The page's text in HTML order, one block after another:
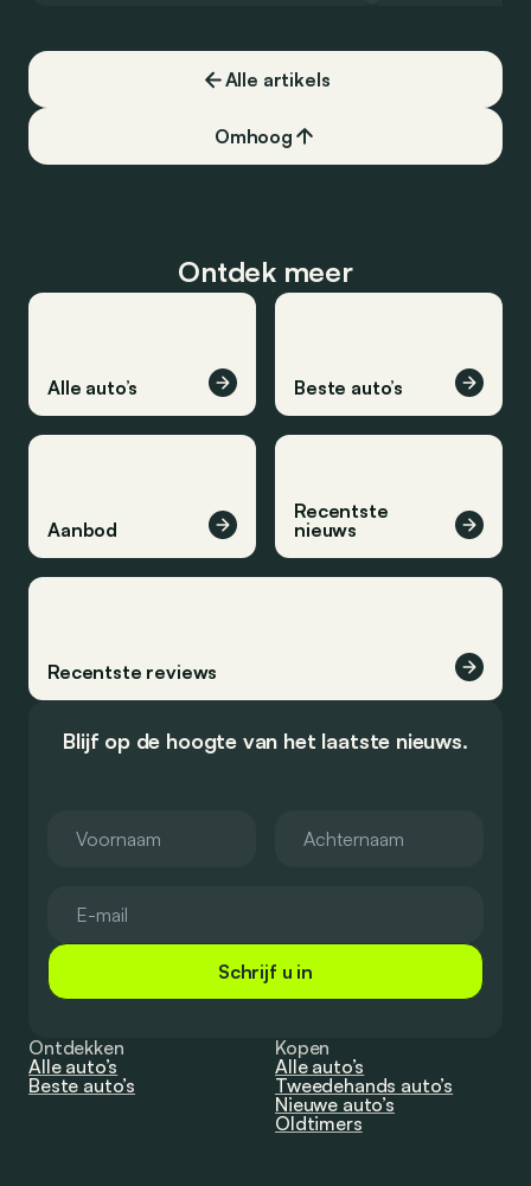
Alle artikels
Omhoog
Ontdek meer
Alle auto’s Beste auto’s
Aanbod
Recentste
nieuws
Recentste reviews
Blijf op de hoogte van het laatste nieuws.
Schrijf u in
Ontdekken
Alle auto’s
Beste auto’s
Kopen
Alle auto’s
Tweedehands auto’s
Nieuwe auto’s
Oldtimers